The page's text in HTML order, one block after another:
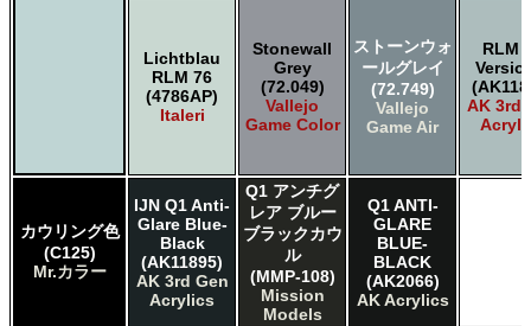
Lichtblau
RLM 76
(4786AP)
Italeri
Stonewall
Grey
(72.049)
Vallejo
Game Color
ストーンウォ
ールグレイ
(72.749)
Vallejo
Game Air
RLM
AK 3rd
カウリング色
(C125)
Mr.カラー
IJN Q1 Anti-
Glare Blue-
Black
(AK11895)
AK 3rd Gen
Acrylics
Q1 アンチグ
レア ブルー
ブラックカウ
ル
(MMP-108)
Mission
Models
Q1 ANTI-
GLARE
BLUE-
BLACK
(AK2066)
AK Acrylics